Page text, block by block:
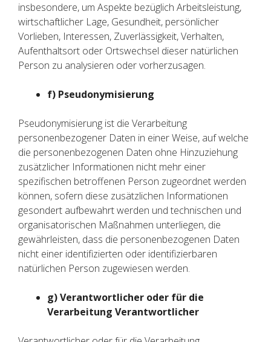
insbesondere, um Aspekte bezüglich Arbeitsleistung,
wirtschaftlicher Lage, Gesundheit, persönlicher
Vorlieben, Interessen, Zuverlässigkeit, Verhalten,
Aufenthaltsort oder Ortswechsel dieser natürlichen
Person zu analysieren oder vorherzusagen.
f) Pseudonymisierung
Pseudonymisierung ist die Verarbeitung
personenbezogener Daten in einer Weise, auf welche
die personenbezogenen Daten ohne Hinzuziehung
zusätzlicher Informationen nicht mehr einer
spezifischen betroffenen Person zugeordnet werden
können, sofern diese zusätzlichen Informationen
gesondert aufbewahrt werden und technischen und
organisatorischen Maßnahmen unterliegen, die
gewährleisten, dass die personenbezogenen Daten
nicht einer identifizierten oder identifizierbaren
natürlichen Person zugewiesen werden.
g) Verantwortlicher oder für die
Verarbeitung Verantwortlicher